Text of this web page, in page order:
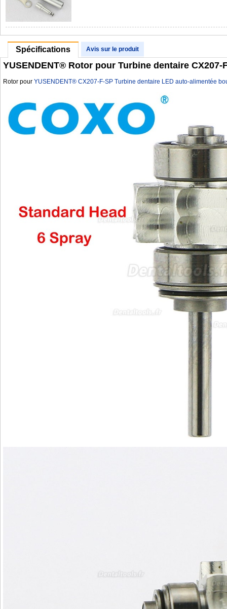
Spécifications Avis sur le produit
YUSENDENT® Rotor pour Turbine dentaire CX207-
Rotor pour YUSENDENT® CX207-F-SP Turbine dentaire LED auto-alimentée